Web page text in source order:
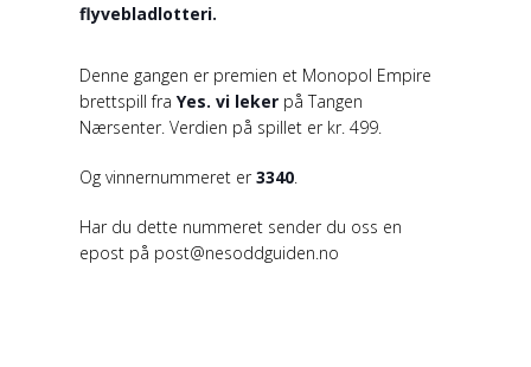
flyvebladlotteri.
Denne gangen er premien et Monopol Empire
brettspill fraYes. vi leker på Tangen
Nærsenter. Verdien på spillet er kr. 499.
Og vinnernummeret er3340
Har du dette nummeret sender du oss en
epost på post@nesoddguiden.no